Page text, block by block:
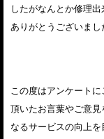
したがなんとか修理出
ありがとうございまし
この度はアンケートに
頂いたお言葉やご意
なるサービスの向上を